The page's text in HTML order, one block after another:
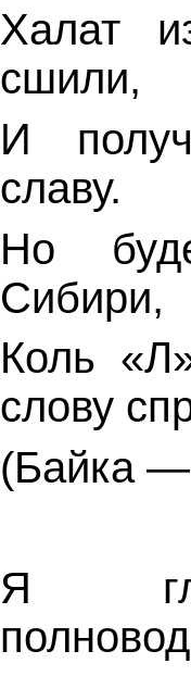
Халат
сшили,
И
славу.
Но
Сибири,
Коль
слову
(Байка
Я